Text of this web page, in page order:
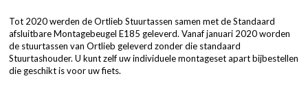
Tot 2020 werden de Ortlieb Stuurtassen samen met de Standaard
afsluitbare Montagebeugel E185 geleverd. Vanaf januari 2020 worden
de stuurtassen van Ortlieb geleverd zonder die standaard
Stuurtashouder. U kunt zelf uw individuele montageset apart bijbestellen
die geschikt is voor uw fiets.